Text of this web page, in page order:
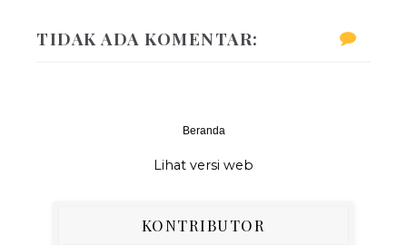
TIDAK ADA KOMENTAR:
Beranda
Lihat versi web
KONTRIBUTOR